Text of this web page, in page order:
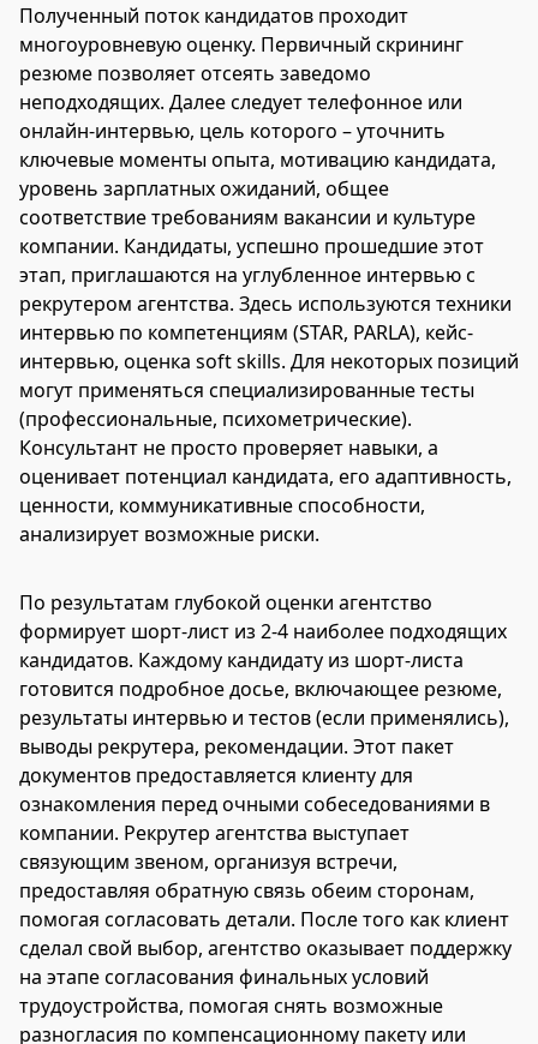
Полученный поток кандидатов проходит
многоуровневую оценку. Первичный скрининг
резюме позволяет отсеять заведомо
неподходящих. Далее следует телефонное или
онлайн-интервью, цель которого – уточнить
ключевые моменты опыта, мотивацию кандидата,
уровень зарплатных ожиданий, общее
соответствие требованиям вакансии и культуре
компании. Кандидаты, успешно прошедшие этот
этап, приглашаются на углубленное интервью с
рекрутером агентства. Здесь используются техники
интервью по компетенциям (STAR, PARLA), кейс-
интервью, оценка soft skills. Для некоторых позиций
могут применяться специализированные тесты
(профессиональные, психометрические).
Консультант не просто проверяет навыки, а
оценивает потенциал кандидата, его адаптивность,
ценности, коммуникативные способности,
анализирует возможные риски.
По результатам глубокой оценки агентство
формирует шорт-лист из 2-4 наиболее подходящих
кандидатов. Каждому кандидату из шорт-листа
готовится подробное досье, включающее резюме,
результаты интервью и тестов (если применялись),
выводы рекрутера, рекомендации. Этот пакет
документов предоставляется клиенту для
ознакомления перед очными собеседованиями в
компании. Рекрутер агентства выступает
связующим звеном, организуя встречи,
предоставляя обратную связь обеим сторонам,
помогая согласовать детали. После того как клиент
сделал свой выбор, агентство оказывает поддержку
на этапе согласования финальных условий
трудоустройства, помогая снять возможные
разногласия по компенсационному пакету или